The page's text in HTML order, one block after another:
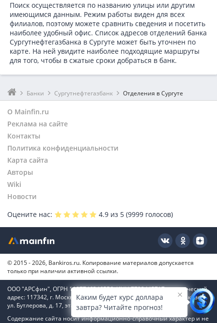
Поиск осуществляется по названию улицы или другим
имеющимся данным. Режим работы виден для всех
филиалов, поэтому можете сравнить сведения и посетить
наиболее удобный офис. Список адресов отделений банка
Сургутнефтегазбанка в Сургуте может быть уточнен по
карте. На ней увидите наиболее подходящие маршруты
для того, чтобы в сжатые сроки добраться в банк.
Банки Сургутнефтегазбанк Отделения в Сургуте
О Mainfin.ru
Реклама на сайте
Контакты
Политика конфиденциальности
Карта сайта
Авторы
Wiki
Новости
Оцените нас:
4.9 из 5 (9999 голосов)
© 2015 - 2026, Bankiros.ru. Копирование материалов допускается
только при наличии активной ссылки.
ООО "АРСфин", ОГРН 1187746346556, ИНН 7722445717, юридический
адрес: 117342, г. Москва, вн. тер. г. муниципальный округ Коньково,
ул. Бутлерова, д. 17, этаж 4, ком. 66
Содержание сайта носит информационно-справочный характер и не
Каким будет курс доллара
завтра? Читайте прогноз!